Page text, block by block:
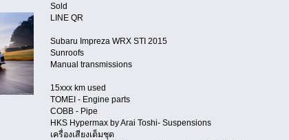
Sold
LINE QR
Subaru Impreza WRX STI 2015
Sunroofs
Manual transmissions
15xxx km used
TOMEI - Engine parts
COBB - Pipe
HKS Hypermax by Arai Toshi- Suspensions
เครื่องเสียงเต็มชุด